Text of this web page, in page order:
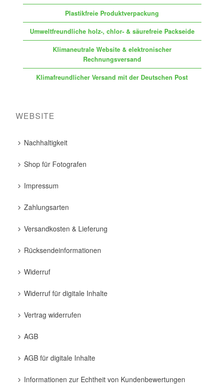
Plastikfreie Produktverpackung
Umweltfreundliche holz-, chlor- & säurefreie Packseide
Klimaneutrale Website & elektronischer
Rechnungsversand
Klimafreundlicher Versand mit der Deutschen Post
WEBSITE
Nachhaltigkeit
Shop für Fotografen
Impressum
Zahlungsarten
Versandkosten & Lieferung
Rücksendeinformationen
Widerruf
Widerruf für digitale Inhalte
Vertrag widerrufen
AGB
AGB für digitale Inhalte
Informationen zur Echtheit von Kundenbewertungen